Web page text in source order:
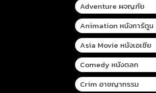
Adventure ผจญภัย
Animation หนังการ์ตูน
Asia Movie หนังเอเชีย
Comedy หนังตลก
Crim อาชญากรรม